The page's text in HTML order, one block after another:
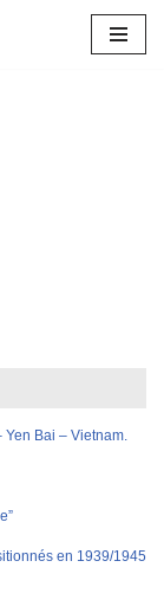
Bai – Vietnam.
en 1939/1945